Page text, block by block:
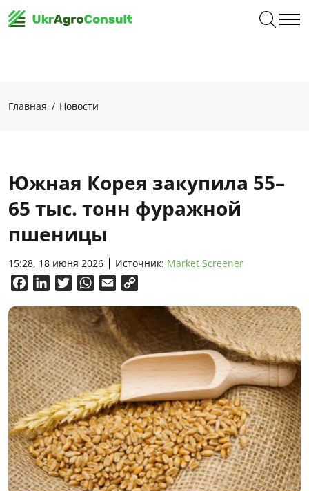
Главная Новости
Южная Корея закупила 55–
65 тыс. тонн фуражной
пшеницы
15:28, 18 июня 2026 Источник: Market Screener
FacebookLinkedInTwitterWhatsApp
Email